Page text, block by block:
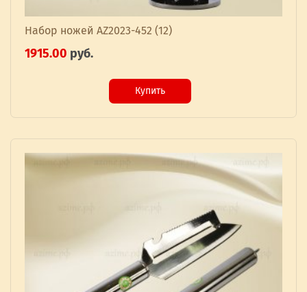
Набор ножей AZ2023-452 (12)
1915.00 руб.
Купить